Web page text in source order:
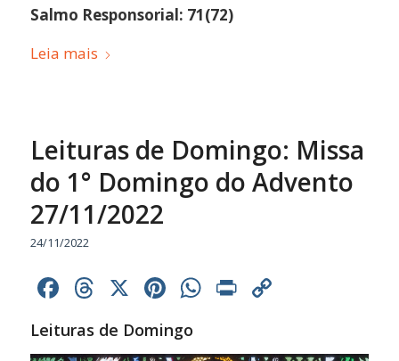
Salmo Responsorial: 71(72)
Leia mais
Leituras de Domingo: Missa
do 1° Domingo do Advento
27/11/2022
24/11/2022
Facebook
Threads
X Pinterest
WhatsApp
Print
Leituras de Domingo